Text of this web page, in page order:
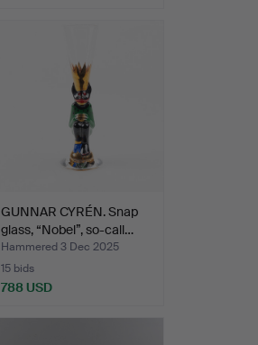
GUNNAR CYRÉN. Snap
glass, “Nobel”, so-call…
Hammered 3 Dec 2025
15 bids
788 USD